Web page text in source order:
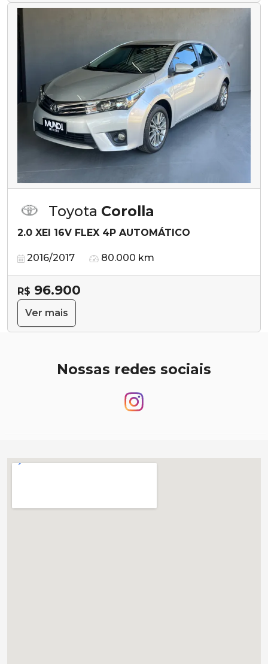
Toyota Corolla
2.0 XEI 16V FLEX 4P AUTOMÁTICO
2016/2017 80.000 km
R$ 96.900
Ver mais
Nossas redes sociais